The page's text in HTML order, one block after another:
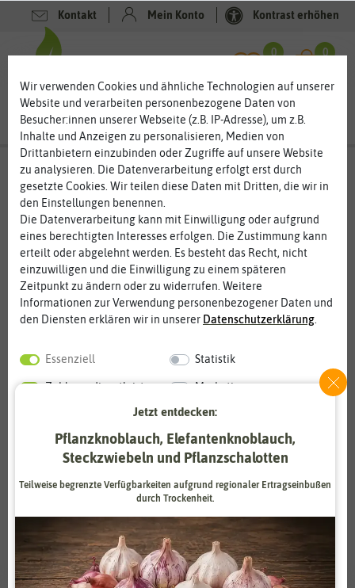
Kontakt Mein Konto Kontrast erhöhen
0 0
Kräutersamen
Kräuter, Wildkräuter, Heilkräuter – Pflanzen für die
Sinne
Kräuter, Wildkräuter und Heilkräuter gehören heute einfach in
jeden Garten. Frische Kräuter sind eine wertvolle Ergänzung für
die Küche und so manches Kräuterlein hilft auch gegen das eine
oder andere Zipperlein. Die Vielfalt, die sich heute an Kräutern
bietet, ist unglaublich. Schon lange werden nicht nur Petersilie,
Schnittlauch und Kresse angebaut, sondern auch Salbei,
Kräuter.
... mehr lesen
Heilpflanzen Petersilie
Filter
Wir verwenden Cookies und ähnliche Technologien auf unserer
Website und verarbeiten personenbezogene Daten von
Besucher:innen unserer Webseite (z.B. IP-Adresse), um z.B.
Inhalte und Anzeigen zu personalisieren, Medien von
Drittanbietern einzubinden oder Zugriffe auf unsere Website
zu analysieren. Die Datenverarbeitung erfolgt erst durch
gesetzte Cookies. Wir teilen diese Daten mit Dritten, die wir in
den Einstellungen benennen.
Die Datenverarbeitung kann mit Einwilligung oder aufgrund
eines berechtigten Interesses erfolgen. Die Zustimmung kann
erteilt oder abgelehnt werden. Es besteht das Recht, nicht
einzuwilligen und die Einwilligung zu einem späteren
Zeitpunkt zu ändern oder zu widerrufen. Weitere
Informationen zur Verwendung personenbezogener Daten und
den Diensten erklären wir in unserer Daten­schutz­erklärung
Essenziell Statistik
Zahlungsdienstleister Marketing
Funktional
Weitere Einstellungen
Alle akzeptieren
Alle ablehnen
Auswahl akzeptieren
Jetzt entdecken:
Pflanzknoblauch, Elefantenknoblauch,
Steckzwiebeln und Pflanzschalotten
Teilweise begrenzte Verfügbarkeiten aufgrund regionaler Ertragseinbußen
durch Trockenheit.